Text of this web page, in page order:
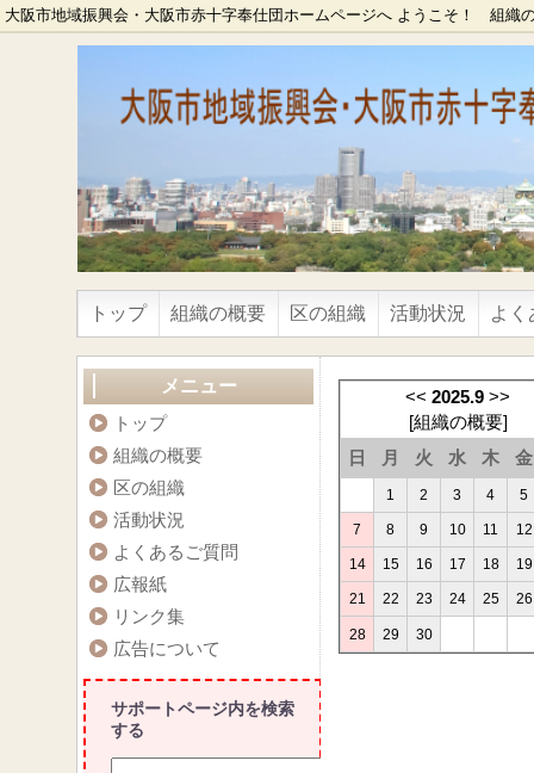
大阪市地域振興会・大阪市赤十字奉仕団ホームページへ ようこそ！ 組織
トップ 組織の概要 区の組織 活動状況 よく
<< 2025.9 >>
[組織の概要]
日
月 火 水 木 金
1 2 3 4 5
7 8 9 10 11 12
14 15 16 17 18 19
21 22 23 24 25 26
28 29 30
メニュー
トップ
組織の概要
区の組織
活動状況
よくあるご質問
広報紙
リンク集
広告について
サポートページ内を検索
する